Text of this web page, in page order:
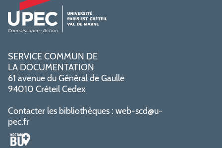
SERVICE COMMUN DE
LA DOCUMENTATION
61 avenue du Général de Gaulle
94010 Créteil Cedex
Contacter les bibliothèques : web-scd@u-
pec.fr